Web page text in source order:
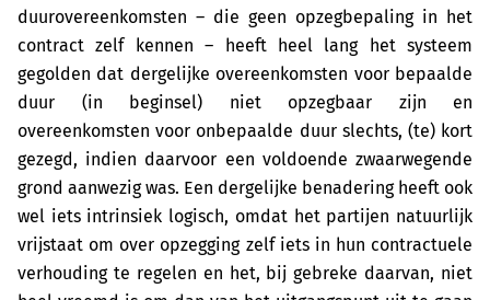
duurovereenkomsten – die geen opzegbepaling in het
contract zelf kennen – heeft heel lang het systeem
gegolden dat dergelijke overeenkomsten voor bepaalde
duur (in beginsel) niet opzegbaar zijn en
overeenkomsten voor onbepaalde duur slechts, (te) kort
gezegd, indien daarvoor een voldoende zwaarwegende
grond aanwezig was. Een dergelijke benadering heeft ook
wel iets intrinsiek logisch, omdat het partijen natuurlijk
vrijstaat om over opzegging zelf iets in hun contractuele
verhouding te regelen en het, bij gebreke daarvan, niet